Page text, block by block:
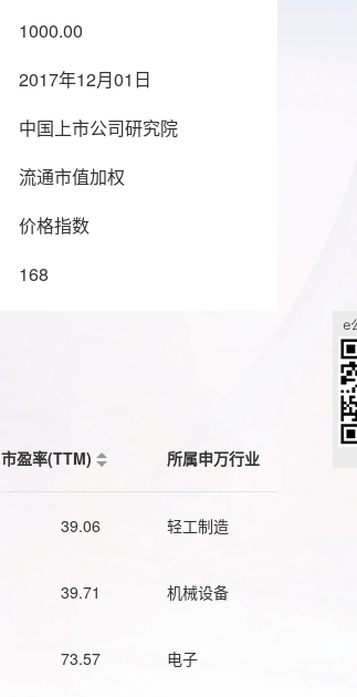
1000.00
2017年12月01日
中国上市公司研究院
流通市值加权
价格指数
168
市盈率(TTM) 所属申万行业
39.06 轻工制造
39.71 机械设备
73.57 电子